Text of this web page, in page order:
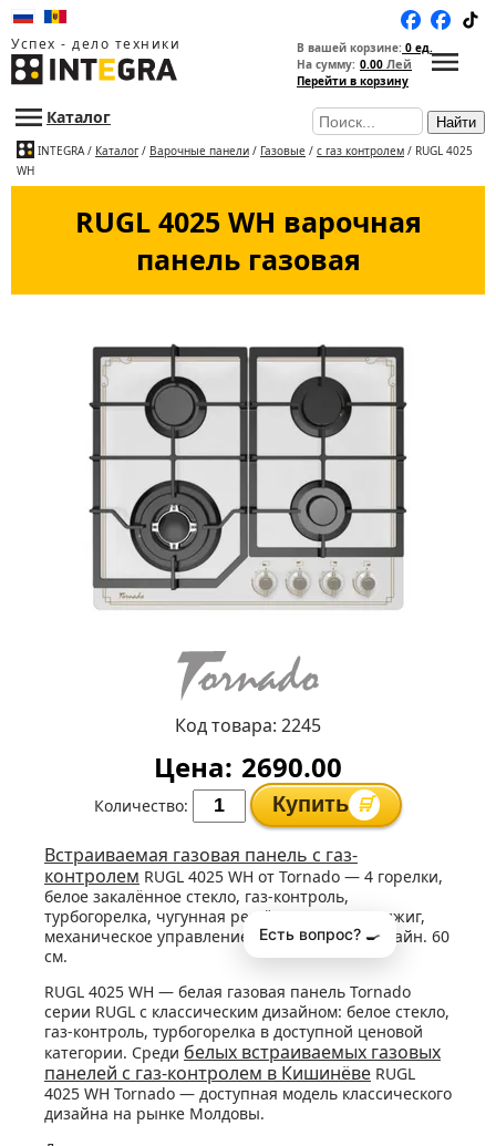
Успех - дело техники В вашей корзине: 0 ед.
На сумму: 0.00 Лей
Перейти в корзину
Каталог Найти
INTEGRA/ Каталог / Варочные панели / Газовые / с газ контролем / RUGL 4025
WH
RUGL 4025 WH варочная
панель газовая
Код товара: 2245
Цена: 2690.00
Количество: Купить 🛒
Встраиваемая газовая панель с газ-
контролем RUGL 4025 WH от Tornado — 4 горелки,
белое закалённое стекло, газ-контроль,
турбогорелка, чугунная решётка, электроподжиг,
механическое управление, классический дизайн. 60
см.
RUGL 4025 WH — белая газовая панель Tornado
серии RUGL с классическим дизайном: белое стекло,
газ-контроль, турбогорелка в доступной ценовой
категории. Среди белых встраиваемых газовых
панелей с газ-контролем в Кишинёве RUGL
4025 WH Tornado — доступная модель классического
дизайна на рынке Молдовы.
Есть вопрос? 🍳